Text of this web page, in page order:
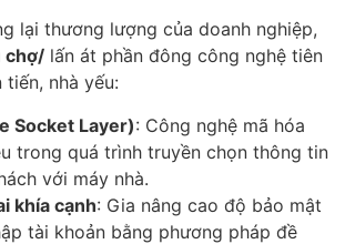
lại thương lượng của doanh nghiệp,
chợ/ lấn át phần đông công nghệ tiên
nhà yếu:
Socket Layer): Công nghệ mã hóa
trong quá trình truyền chọn thông tin
với máy nhà.
khía cạnh: Gia nâng cao độ bảo mật
tài khoản bằng phương pháp đề